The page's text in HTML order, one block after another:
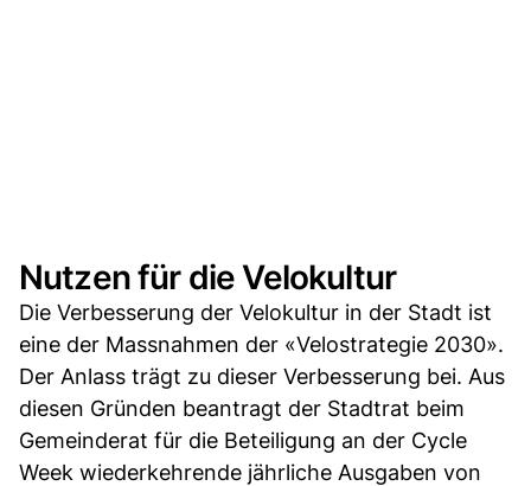
Nutzen für die Velokultur
Die Verbesserung der Velokultur in der Stadt ist
eine der Massnahmen der «Velostrategie 2030».
Der Anlass trägt zu dieser Verbesserung bei. Aus
diesen Gründen beantragt der Stadtrat beim
Gemeinderat für die Beteiligung an der Cycle
Week wiederkehrende jährliche Ausgaben von